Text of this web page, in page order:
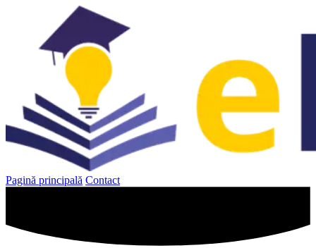
Pagină principală Contact